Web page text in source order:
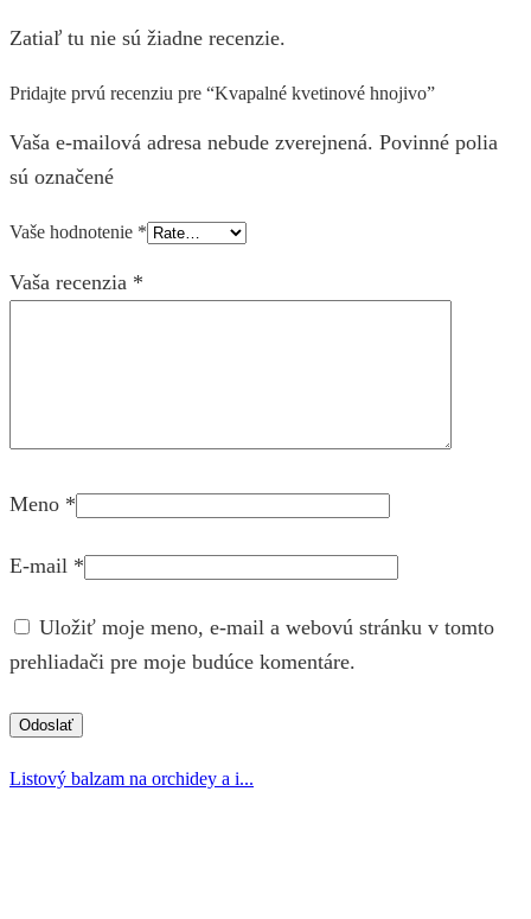
Zatiaľ tu nie sú žiadne recenzie.
Pridajte prvú recenziu pre “Kvapalné kvetinové hnojivo”
Vaša e-mailová adresa nebude zverejnená. Povinné polia
sú označené
Vaše hodnotenie *
Vaša recenzia *
Meno *
E-mail *
Uložiť moje meno, e-mail a webovú stránku v tomto
prehliadači pre moje budúce komentáre.
Listový balzam na orchidey a i...